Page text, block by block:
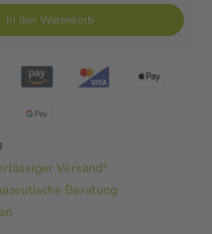
In den Warenkorb
Versand³
Beratung